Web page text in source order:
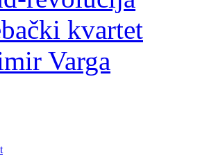
kvartet
Varga